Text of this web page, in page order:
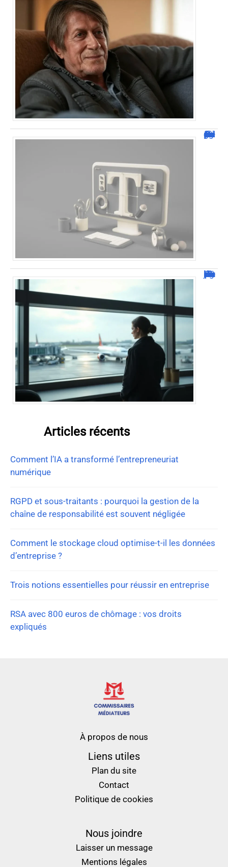
Dafont Police : guide complet pour télécharger !
Combien de jour pour un décès d’un parent à l’étranger ?
Articles récents
Comment l’IA a transformé l’entrepreneuriat
numérique
RGPD et sous-traitants : pourquoi la gestion de la
chaîne de responsabilité est souvent négligée
Comment le stockage cloud optimise-t-il les données
d’entreprise ?
Trois notions essentielles pour réussir en entreprise
RSA avec 800 euros de chômage : vos droits
expliqués
À propos de nous
Liens utiles
Plan du site
Contact
Politique de cookies
Nous joindre
Laisser un message
Mentions légales